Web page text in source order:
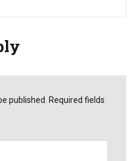
published. Required fields